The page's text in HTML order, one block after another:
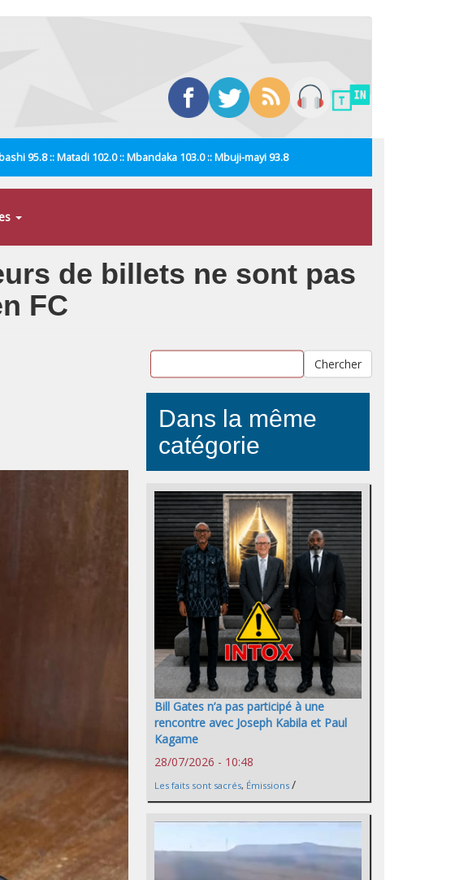
95.8 :: Matadi 102.0 :: Mbandaka 103.0 :: Mbuji-mayi 93.8
de billets ne sont pas
FC
Chercher
Dans la même
catégorie
Bill Gates n’a pas participé à une
rencontre avec Joseph Kabila et Paul
Kagame
28/07/2026 - 10:48
Les faits sont sacrés, Émissions /